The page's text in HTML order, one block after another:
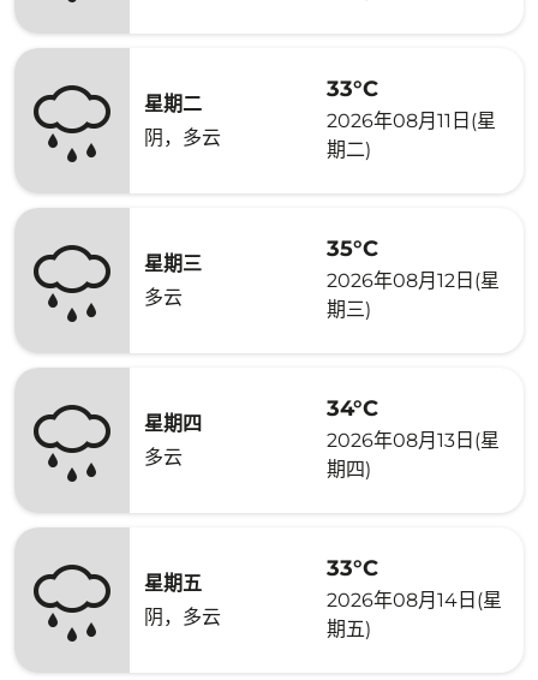
星期二
阴，多云
33°C
2026年08月11日(星
期二)
星期三
多云
35°C
2026年08月12日(星
期三)
星期四
多云
34°C
2026年08月13日(星
期四)
星期五
阴，多云
33°C
2026年08月14日(星
期五)